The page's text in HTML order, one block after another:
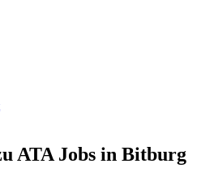
ATA Jobs in Bitburg